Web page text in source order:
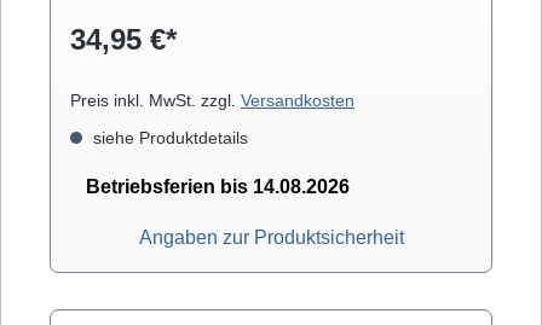
34,95 €*
Preis inkl. MwSt. zzgl. Versandkosten
siehe Produktdetails
Betriebsferien bis 14.08.2026
Angaben zur Produktsicherheit